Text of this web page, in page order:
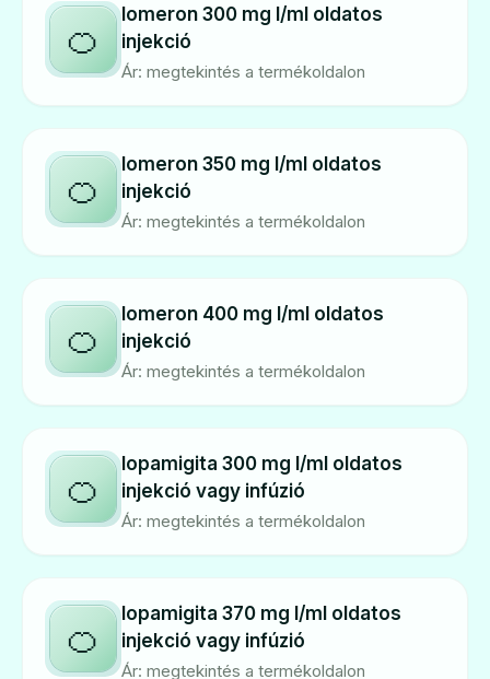
🍊
Iomeron 300 mg I/ml oldatos
injekció
Ár: megtekintés a termékoldalon
🍊
Iomeron 350 mg I/ml oldatos
injekció
Ár: megtekintés a termékoldalon
🍊
Iomeron 400 mg I/ml oldatos
injekció
Ár: megtekintés a termékoldalon
🍊
Iopamigita 300 mg I/ml oldatos
injekció vagy infúzió
Ár: megtekintés a termékoldalon
🍊
Iopamigita 370 mg I/ml oldatos
injekció vagy infúzió
Ár: megtekintés a termékoldalon